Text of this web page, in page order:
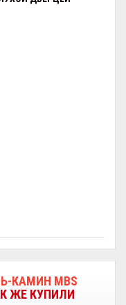
КАМИН MBS
ЖЕ КУПИЛИ